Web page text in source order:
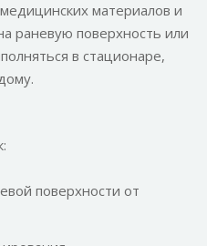
материалов и
раневую поверхность или
в стационаре,
поверхности от